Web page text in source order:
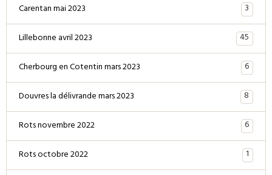
Carentan mai 2023
3
Lillebonne avril 2023
45
Cherbourg en Cotentin mars 2023
6
Douvres la délivrande mars 2023
8
Rots novembre 2022
6
Rots octobre 2022
1